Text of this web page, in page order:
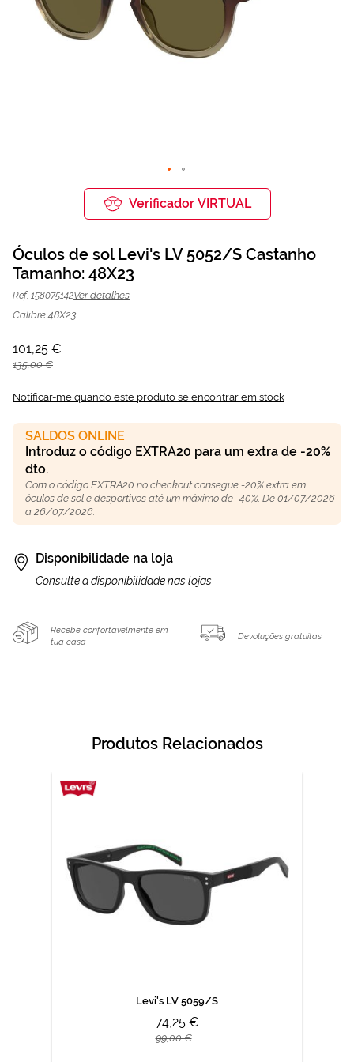
Óculos de sol Levi's LV 5052/S
Castanho | Mais Optica
Galeria
de
imagens
Verificador VIRTUAL
Óculos de sol Levi's LV 5052/S Castanho
Tamanho: 48X23
Ref: 158075142Ver detalhes
Calibre 48X23
101,25 €
135,00 €
Notificar-me quando este produto se encontrar em stock
SALDOS ONLINE
Introduz o código EXTRA20 para um extra de -20%
dto.
Com o código EXTRA20 no checkout consegue -20% extra em
óculos de sol e desportivos até um máximo de -40%. De 01/07/2026
a 26/07/2026.
Disponibilidade na loja
Consulte a disponibilidade nas lojas
Recebe confortavelmente em
tua casa
Devoluções gratuitas
Produtos Relacionados
Levi's LV 5059/S
74,25 €
99,00 €